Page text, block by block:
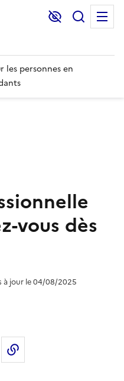
Lecture et
personnes en
vous dès
à jour le 04/08/2025
X (anciennement
surl'article par courriel